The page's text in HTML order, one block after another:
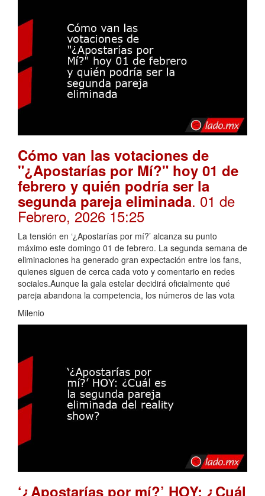
Cómo van las votaciones de
"¿Apostarías por Mí?" hoy 01 de
febrero y quién podría ser la
segunda pareja eliminada. 01 de
Febrero, 2026 15:25
La tensión en ‘¿Apostarías por mí?’ alcanza su punto
máximo este domingo 01 de febrero. La segunda semana de
eliminaciones ha generado gran expectación entre los fans,
quienes siguen de cerca cada voto y comentario en redes
sociales.Aunque la gala estelar decidirá oficialmente qué
pareja abandona la competencia, los números de las vota
Milenio
‘¿Apostarías por mí?’ HOY: ¿Cuál